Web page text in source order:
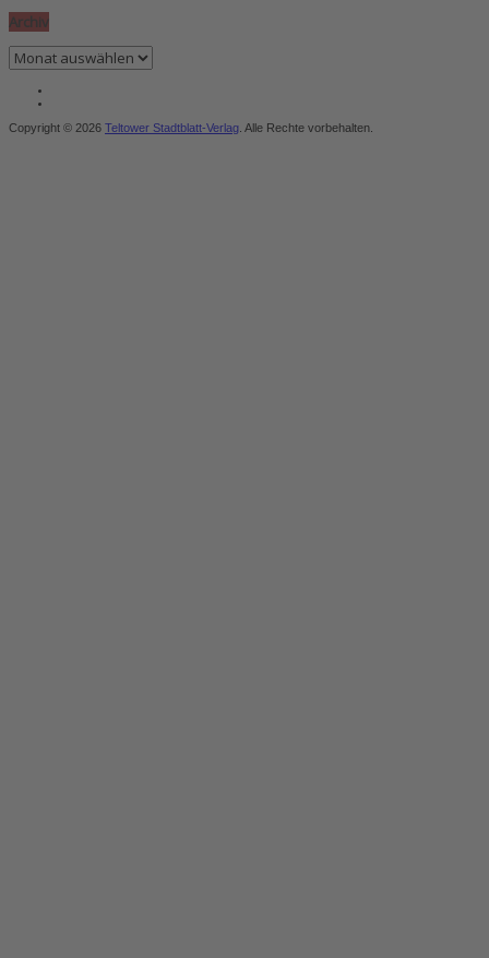
Archiv
Archiv
Copyright © 2026 Teltower Stadtblatt-Verlag . Alle Rechte vorbehalten.